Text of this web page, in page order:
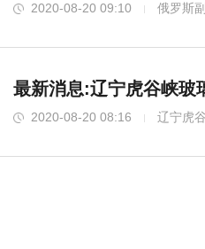
2020-08-20 09:10 俄罗斯
最新消息:辽宁虎谷峡玻
2020-08-20 08:16 辽宁虎